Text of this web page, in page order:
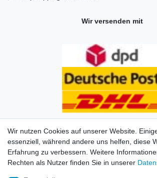
Wir versenden mit
Impressum Daten­schutz­erklärung
Wir nutzen Cookies auf unserer Website.
essenziell, während andere uns helfen, diese
Erfahrung zu verbessern. Weitere
Rechten als Nutzer finden Sie in unserer